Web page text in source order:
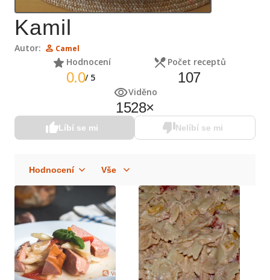
Kamil
Autor: Camel
Hodnocení
0.0/ 5
Počet receptů
107
Viděno
1528×
Líbí se mi Nelíbí se mi